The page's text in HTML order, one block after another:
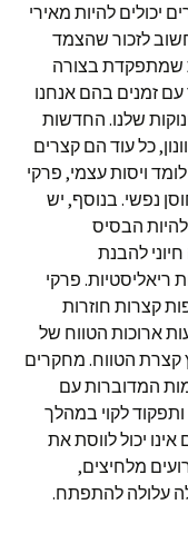
יכולים להיות מאירי
לזכור שהצמד
שמתפקדת בצורה
זמנים בהם אנחנו
שלנו. החדשות
כל עוד הם קצרים
ויסות עצמי, פרקי
נפשי. בנוסף, יש
הבסיס
להבנת
ריאליסטיות. פרקי
קצרות חוזרות
ארוכות הטווח של
קצרת הטווח. מחקרים
המדוברות עם
לקוי במהלך
יכול לווסת את
מלחיצים,
עלולה להתפתח.